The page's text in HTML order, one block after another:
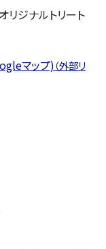
リジナルトリート
マップ)（外部リ